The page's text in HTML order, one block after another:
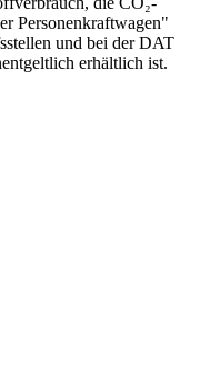
Personenkraftwagen"
und bei der DAT
erhältlich ist.